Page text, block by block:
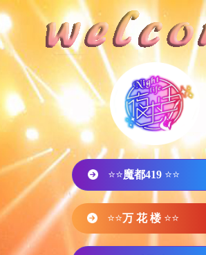
⭐⭐魔都419 ⭐⭐
⭐⭐万 花 楼 ⭐⭐